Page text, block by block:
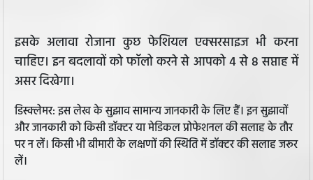
इसके अलावा रोजाना कुछ फेशियल एक्सरसाइज भी करना
चाहिए। इन बदलावों को फॉलो करने से आपको 4 से 8 सप्ताह में
असर दिखेगा।
डिस्क्लेमर: इस लेख के सुझाव सामान्य जानकारी के लिए हैं। इन सुझावों
और जानकारी को किसी डॉक्टर या मेडिकल प्रोफेशनल की सलाह के तौर
पर न लें। किसी भी बीमारी के लक्षणों की स्थिति में डॉक्टर की सलाह जरूर
लें।